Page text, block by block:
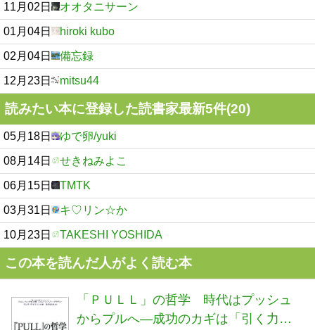
11月02日 オオタニサーン
01月04日 hiroki kubo
02月04日 備忘録
12月23日 mitsu44
読みたい本に登録した読書家最新5件(20)
05月18日 ゆで卵/yuki
08月14日 せきねみよこ
06月15日 TMTK
03月31日 キ♡リン☆か
10月23日 TAKESHI YOSHIDA
この本を読んだ人がよく読む本
「ＰＵＬＬ」の哲学 時代はプッシュ
からプルへ―成功のカギは「引く力」